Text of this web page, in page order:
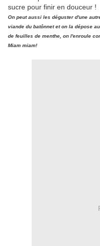
sucre pour finir en douceur !
On peut aussi les déguster d'une
viande du batônnet et on la dépose
de feuilles de menthe, on l'enroule
Miam miam!